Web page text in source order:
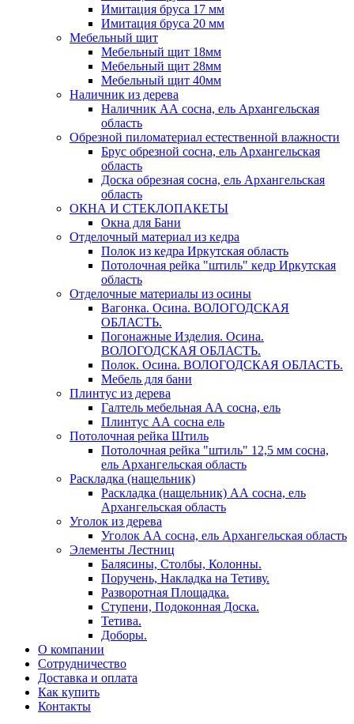
Имитация бруса 17 мм
Имитация бруса 20 мм
Мебельный щит
Мебельный щит 18мм
Мебельный щит 28мм
Мебельный щит 40мм
Наличник из дерева
Наличник АА сосна, ель Архангельская
область
Обрезной пиломатериал естественной влажности
Брус обрезной сосна, ель Архангельская
область
Доска обрезная сосна, ель Архангельская
область
ОКНА И СТЕКЛОПАКЕТЫ
Окна для Бани
Отделочный материал из кедра
Полок из кедра Иркутская область
Потолочная рейка "штиль" кедр Иркутская
область
Отделочные материалы из осины
Вагонка. Осина. ВОЛОГОДСКАЯ
ОБЛАСТЬ.
Погонажные Изделия. Осина.
ВОЛОГОДСКАЯ ОБЛАСТЬ.
Полок. Осина. ВОЛОГОДСКАЯ ОБЛАСТЬ.
Мебель для бани
Плинтус из дерева
Галтель мебельная АА сосна, ель
Плинтус АА сосна ель
Потолочная рейка Штиль
Потолочная рейка "штиль" 12,5 мм сосна,
ель Архангельская область
Раскладка (нащельник)
Раскладка (нащельник) АА сосна, ель
Архангельская область
Уголок из дерева
Уголок АА сосна, ель Архангельская область
Элементы Лестниц
Балясины, Столбы, Колонны.
Поручень, Накладка на Тетиву.
Разворотная Площадка.
Ступени, Подоконная Доска.
Тетива.
Доборы.
О компании
Сотрудничество
Доставка и оплата
Как купить
Контакты